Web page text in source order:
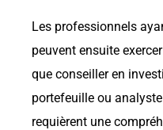
Les professionnels
peuvent ensuite
que conseiller en
portefeuille ou
requièrent une